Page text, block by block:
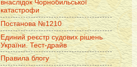
внаслідок Чорнобильської
катастрофи
Постанова №1210
Единий реєстр судових рішень
України. Тест-драйв
Правила блогу